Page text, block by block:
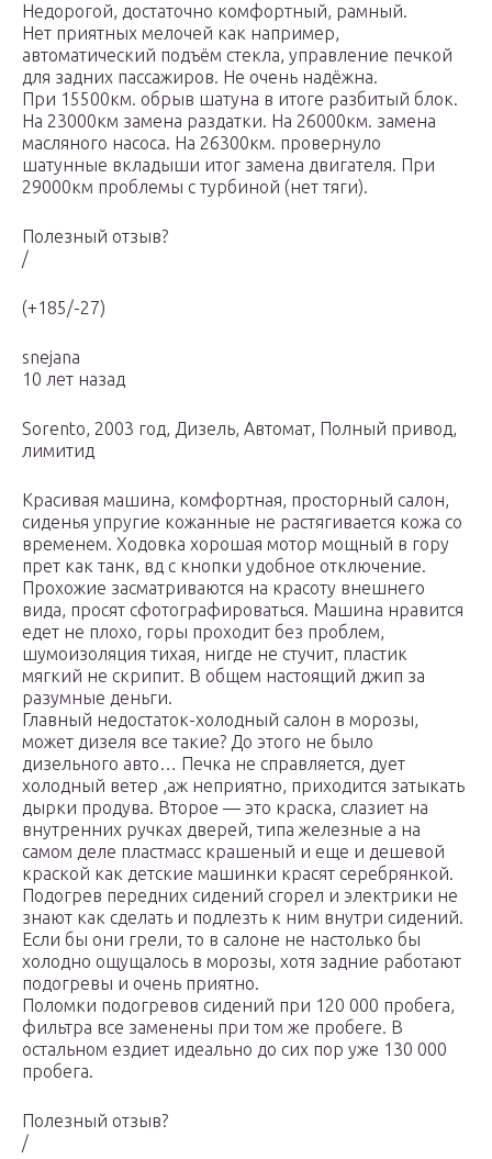
Недорогой, достаточно комфортный, рамный.
Нет приятных мелочей как например,
автоматический подъём стекла, управление печкой
для задних пассажиров. Не очень надёжна.
При 15500км. обрыв шатуна в итоге разбитый блок.
На 23000км замена раздатки. На 26000км. замена
масляного насоса. На 26300км. провернуло
шатунные вкладыши итог замена двигателя. При
29000км проблемы с турбиной (нет тяги).
Полезный отзыв?
/
(+185/-27)
snejana
10 лет назад
Sorento, 2003 год, Дизель, Автомат, Полный привод,
лимитид
Красивая машина, комфортная, просторный салон,
сиденья упругие кожанные не растягивается кожа со
временем. Ходовка хорошая мотор мощный в гору
прет как танк, вд с кнопки удобное отключение.
Прохожие засматриваются на красоту внешнего
вида, просят сфотографироваться. Машина нравится
едет не плохо, горы проходит без проблем,
шумоизоляция тихая, нигде не стучит, пластик
мягкий не скрипит. В общем настоящий джип за
разумные деньги.
Главный недостаток-холодный салон в морозы,
может дизеля все такие? До этого не было
дизельного авто… Печка не справляется, дует
холодный ветер ,аж неприятно, приходится затыкать
дырки продува. Второе — это краска, слазиет на
внутренних ручках дверей, типа железные а на
самом деле пластмасс крашеный и еще и дешевой
краской как детские машинки красят серебрянкой.
Подогрев передних сидений сгорел и электрики не
знают как сделать и подлезть к ним внутри сидений.
Если бы они грели, то в салоне не настолько бы
холодно ощущалось в морозы, хотя задние работают
подогревы и очень приятно.
Поломки подогревов сидений при 120 000 пробега,
фильтра все заменены при том же пробеге. В
остальном ездиет идеально до сих пор уже 130 000
пробега.
Полезный отзыв?
/